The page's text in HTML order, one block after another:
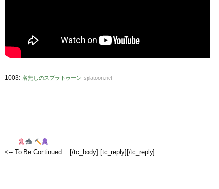
1003: 名無しのスプラトゥーン splatoon.net
<-- To Be Continued… [/tc_body] [tc_reply][/tc_reply]